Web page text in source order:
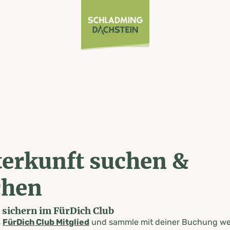
suchen &
im FürDich Club
FürDich Club Mitgliedund sammle mit deiner Buchung